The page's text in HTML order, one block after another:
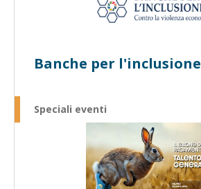
Banche per l'inclusione
Speciali eventi